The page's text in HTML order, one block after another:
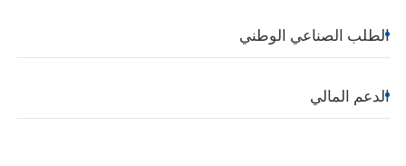
الطلب الصناعي الوطني
الدعم المالي